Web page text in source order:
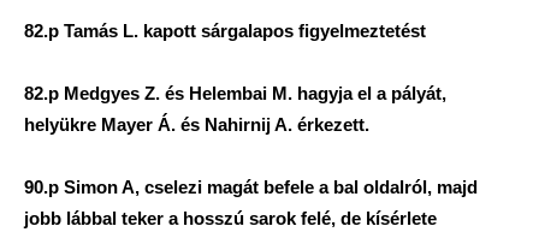
82.p Tamás L. kapott sárgalapos figyelmeztetést
82.p Medgyes Z. és Helembai M. hagyja el a pályát,
helyükre Mayer Á. és Nahirnij A. érkezett.
90.p Simon A, cselezi magát befele a bal oldalról, majd
jobb lábbal teker a hosszú sarok felé, de kísérlete